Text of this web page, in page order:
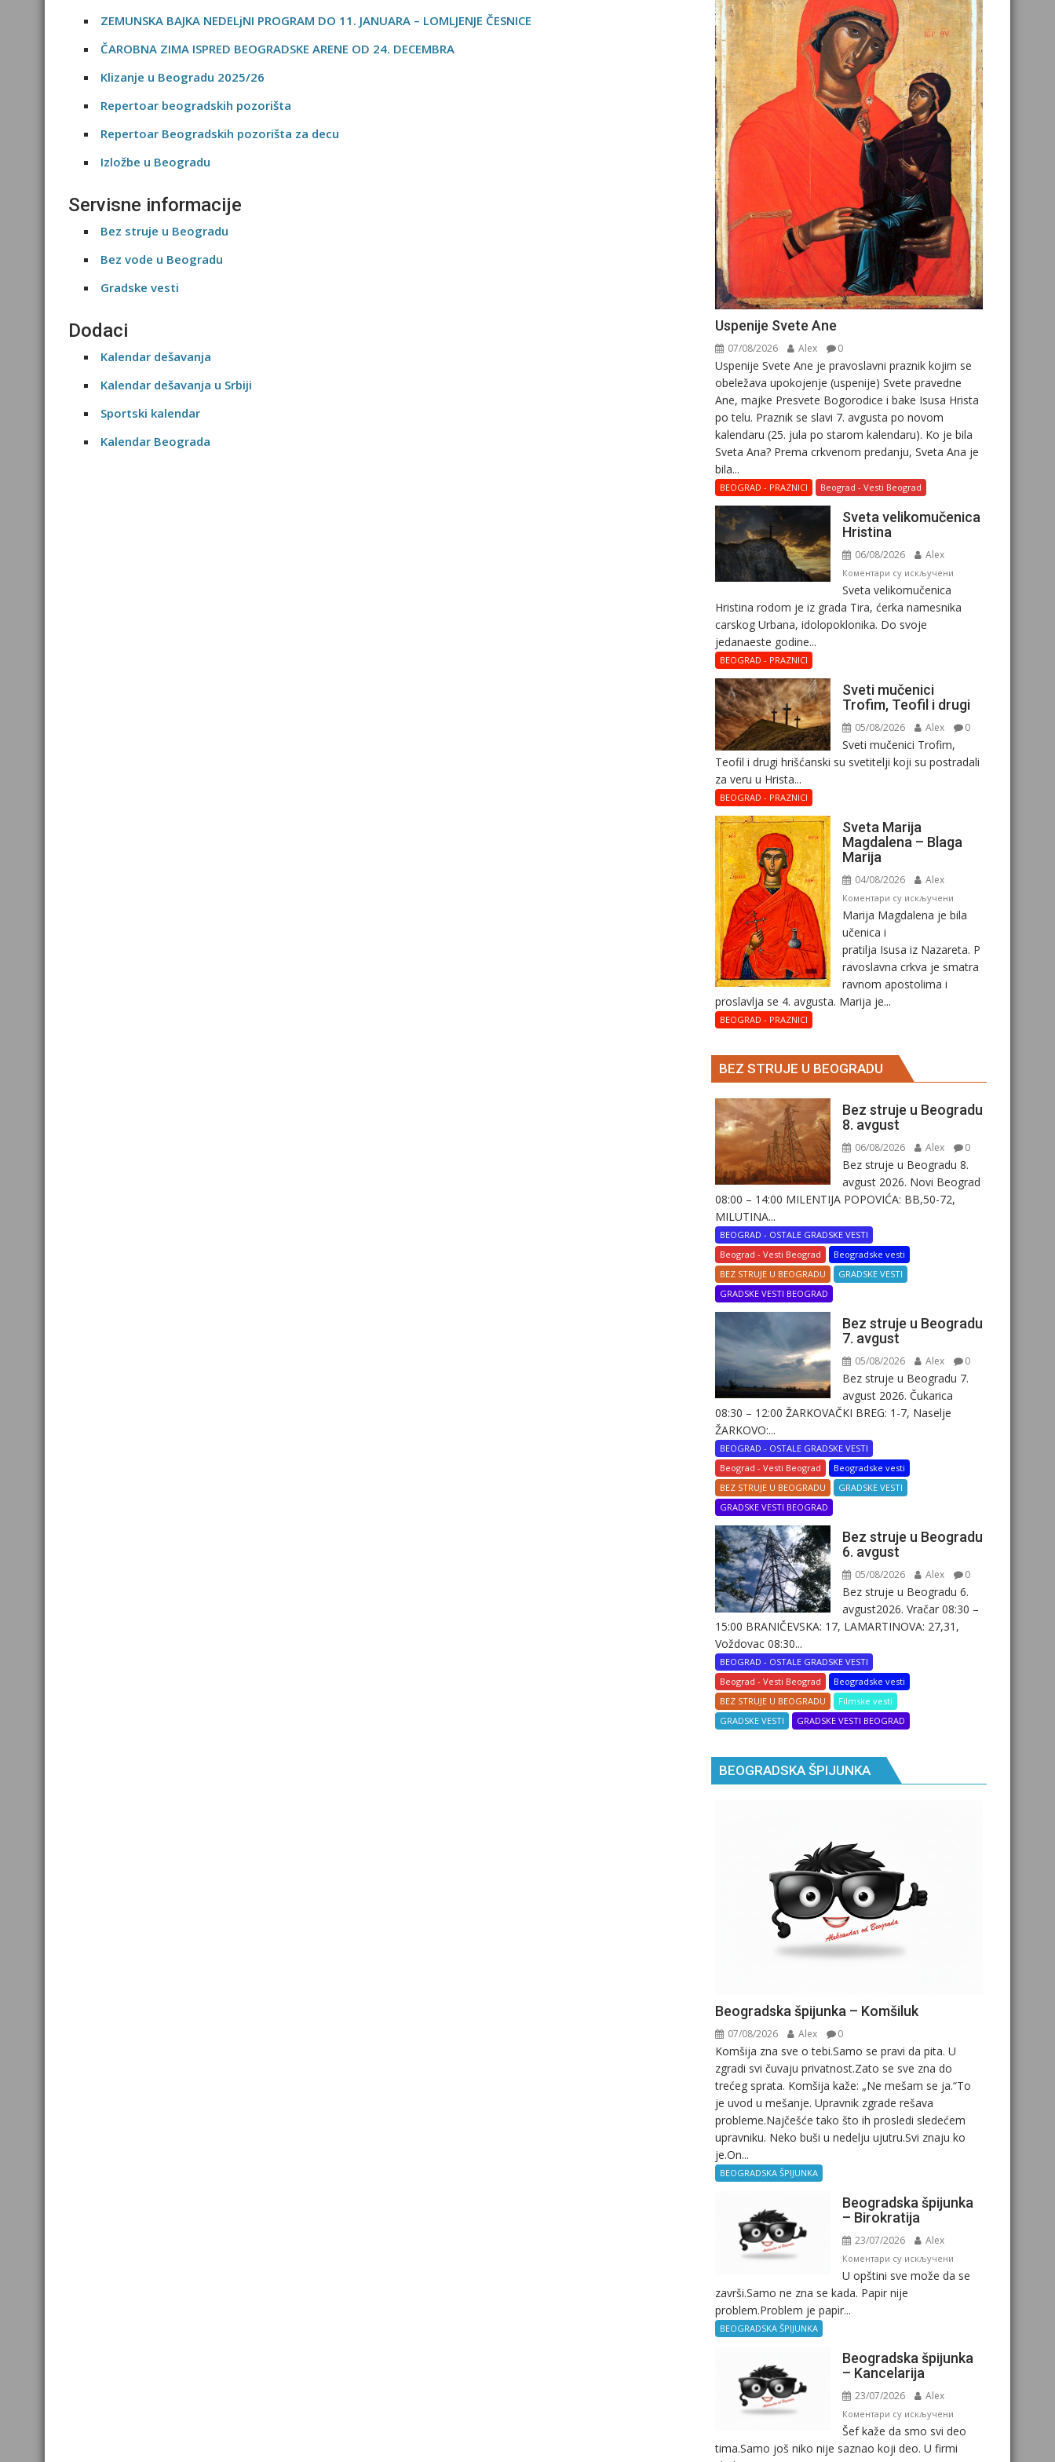
ZEMUNSKA BAJKA NEDELjNI PROGRAM DO 11. JANUARA – LOMLJENJE ČESNICE
ČAROBNA ZIMA ISPRED BEOGRADSKE ARENE OD 24. DECEMBRA
Klizanje u Beogradu 2025/26
Repertoar beogradskih pozorišta
Repertoar Beogradskih pozorišta za decu
Izložbe u Beogradu
Servisne informacije
Bez struje u Beogradu
Bez vode u Beogradu
Gradske vesti
Dodaci
Kalendar dešavanja
Kalendar dešavanja u Srbiji
Sportski kalendar
Kalendar Beograda
Uspenije Svete Ane
07/08/2026 Alex 0
Uspenije Svete Ane je pravoslavni praznik kojim se
obeležava upokojenje (uspenije) Svete pravedne
Ane, majke Presvete Bogorodice i bake Isusa Hrista
po telu. Praznik se slavi 7. avgusta po novom
kalendaru (25. jula po starom kalendaru). Ko je bila
Sveta Ana? Prema crkvenom predanju, Sveta Ana je
bila...
BEOGRAD - PRAZNICI Beograd - Vesti Beograd
Svеta vеlikоmučеnica
Hristina
06/08/2026 Alex
Коментари су искљученина
vеlikоmučеnica
Svеta vеlikоmučеnica
Hristina rodom je iz grada Tira, ćerka namesnika
carskog Urbana, idolopoklonika. Dо svоје
јеdanaеstе gоdinе...
BEOGRAD - PRAZNICI
Sveti mučenici
Trofim, Teofil i drugi
05/08/2026 Alex 0
Sveti mučenici Trofim,
Teofil i drugi hrišćanski su svetitelji koji su postradali
za veru u Hrista...
BEOGRAD - PRAZNICI
Sveta Marija
Magdalena – Blaga
Marija
04/08/2026 Alex
Коментари су искљученина
Sveta
Magdalena
–
Marija Magdalena je bila
učenica i
pratilja Isusa iz Nazareta. P
ravoslavna crkva je smatra
ravnom apostolima i
proslavlja se 4. avgusta. Marija je...
BEOGRAD - PRAZNICI
BEZ STRUJE U BEOGRADU
Bez struje u Beogradu
8. avgust
06/08/2026 Alex 0
Bez struje u Beogradu 8.
avgust 2026. Novi Beograd
08:00 – 14:00 MILENTIJA POPOVIĆA: BB,50-72,
MILUTINA...
BEOGRAD - OSTALE GRADSKE VESTI
Beograd - Vesti Beograd
Beogradske vesti
BEZ STRUJE U BEOGRADU
GRADSKE VESTI
GRADSKE VESTI BEOGRAD
Bez struje u Beogradu
7. avgust
05/08/2026 Alex 0
Bez struje u Beogradu 7.
avgust 2026. Čukarica
08:30 – 12:00 ŽARKOVAČKI BREG: 1-7, Naselje
ŽARKOVO:...
BEOGRAD - OSTALE GRADSKE VESTI
Beograd - Vesti Beograd
Beogradske vesti
BEZ STRUJE U BEOGRADU
GRADSKE VESTI
GRADSKE VESTI BEOGRAD
Bez struje u Beogradu
6. avgust
05/08/2026 Alex 0
Bez struje u Beogradu 6.
avgust2026. Vračar 08:30 –
15:00 BRANIČEVSKA: 17, LAMARTINOVA: 27,31,
Voždovac 08:30...
BEOGRAD - OSTALE GRADSKE VESTI
Beograd - Vesti Beograd
Beogradske vesti
BEZ STRUJE U BEOGRADU
Filmske vesti
GRADSKE VESTI
GRADSKE VESTI BEOGRAD
BEOGRADSKA ŠPIJUNKA
Beogradska špijunka – Komšiluk
07/08/2026 Alex 0
Komšija zna sve o tebi.Samo se pravi da pita. U
zgradi svi čuvaju privatnost.Zato se sve zna do
trećeg sprata. Komšija kaže: „Ne mešam se ja.“To
je uvod u mešanje. Upravnik zgrade rešava
probleme.Najčešće tako što ih prosledi sledećem
upravniku. Neko buši u nedelju ujutru.Svi znaju ko
je.On...
BEOGRADSKA ŠPIJUNKA
Beogradska špijunka
– Birokratija
23/07/2026 Alex
Коментари су искљученина
Beogradska
U opštini sve može da se
završi.Samo ne zna se kada. Papir nije
problem.Problem je papir...
BEOGRADSKA ŠPIJUNKA
Beogradska špijunka
– Kancelarija
23/07/2026 Alex
Коментари су искљученина
Beogradska
špijunka
Šef kaže da smo svi deo
tima.Samo još niko nije saznao koji deo. U firmi